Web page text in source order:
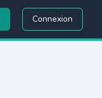
Connexion